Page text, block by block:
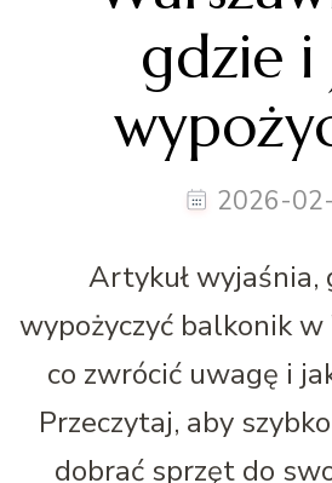
gdzie i
2026-
Artykuł wyjaśnia,
wypożyczyć balkonik
co zwrócić uwagę i
Przeczytaj, aby
dobrać sprzęt do